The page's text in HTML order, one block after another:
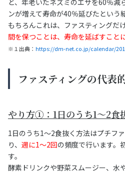
ンが増えて寿命が40％延びたという
もちろんこれは、ファスティングだ
間を保つことは、寿命を延ばすこと
※１出典： https://dm-net.co.jp/calendar/
ファスティングの代表
やり方①：1日のうち1～2食
1日のうち1～2食抜く方法はプチフ
り、 週に1〜2回の頻度で行います。
す。
酵素ドリンクや野菜スムージー、水